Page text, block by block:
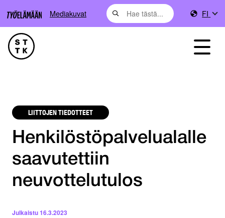
Mediakuvat FI
LIITTOJEN TIEDOTTEET
Henkilöstöpalvelualalle
saavutettiin
neuvottelutulos
Julkaistu16.3.2023